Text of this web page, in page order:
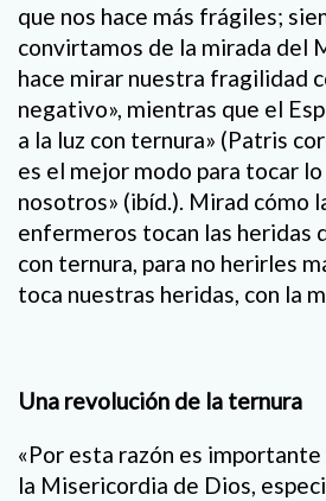
que nos hace más frágiles;
convirtamos de la mirada del
hace mirar nuestra fragilidad
negativo», mientras que el
a la luz con ternura» (Patris
es el mejor modo para tocar
nosotros» (ibíd.). Mirad cómo
enfermeros tocan las heridas
con ternura, para no herirles
toca nuestras heridas, con la
Una revolución de la ternura
«Por esta razón es
la Misericordia de Dios,